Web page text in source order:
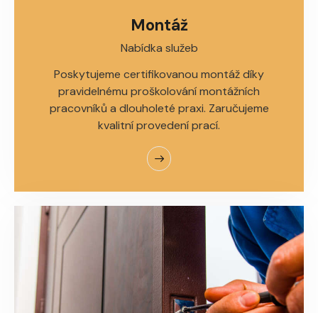
Montáž
Nabídka služeb
Poskytujeme certifikovanou montáž díky
pravidelnému proškolování montážních
pracovníků a dlouholeté praxi. Zaručujeme
kvalitní provedení prací.